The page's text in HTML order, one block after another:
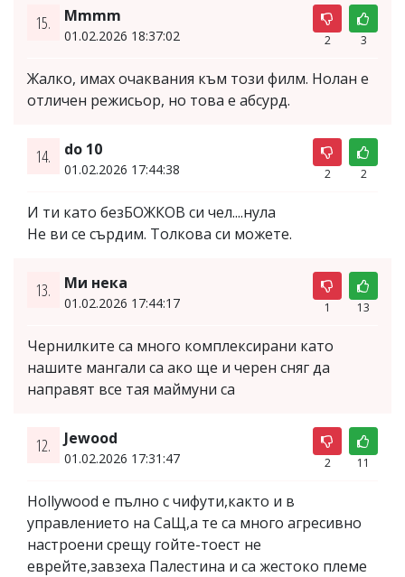
15. Mmmm
01.02.2026 18:37:02 2 3
Жалко, имах очаквания към този филм. Нолан е
отличен режисьор, но това е абсурд.
14. do 10
01.02.2026 17:44:38 2 2
И ти като безБОЖКОВ си чел....нула
Не ви се сърдим. Толкова си можете.
13. Ми нека
01.02.2026 17:44:17 1 13
Чернилките са много комплексирани като
нашите мангали са ако ще и черен сняг да
направят все тая маймуни са
12. Jewood
01.02.2026 17:31:47 2 11
Hollywood е пълно с чифути,както и в
управлението на СаЩ,а те са много агресивно
настроени срещу гойте-тоест не
еврейте,завзеха Палестина и са жестоко племе